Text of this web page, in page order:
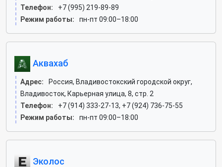
Телефон:
+7 (995) 219-89-89
Режим работы:
пн-пт 09:00–18:00
Аквахаб
Адрес:
Россия, Владивостокский городской округ,
Владивосток, Карьерная улица, 8, стр. 2
Телефон:
+7 (914) 333-27-13, +7 (924) 736-75-55
Режим работы:
пн-пт 09:00–18:00
Эколос